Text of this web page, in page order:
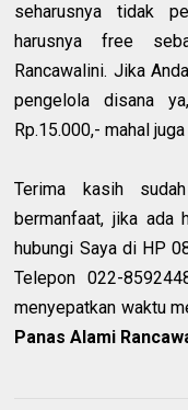
seharusnya tidak
harusnya free
Rancawalini. Jika
pengelola disana
Rp.15.000,- mahal juga
Terima kasih
bermanfaat, jika ada
hubungi Saya di HP
Telepon 022-
menyepatkan waktu
Panas Alami